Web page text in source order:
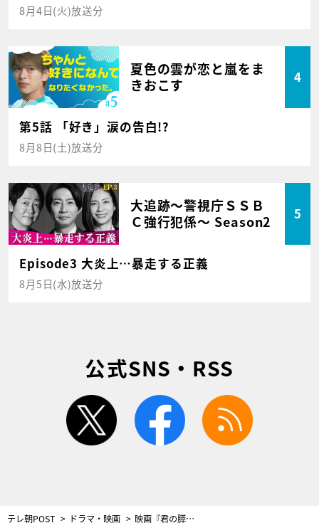
8月4日(火)放送分
夏色の雲が恋と嵐をま
きおこす
4
第5話 「好き」涙の告白!?
8月8日(土)放送分
大追跡～警視庁ＳＳＢ
Ｃ強行犯係～ Season2
5
Episode3 大炎上…暴走する正義
8月5日(水)放送分
公式SNS・RSS
twitter facebook
テレ朝POST ドラマ・映画 映画『君の膵臓をたべたい』、地上波初放送が決定！興行収入35.2億円の大ヒット感動作